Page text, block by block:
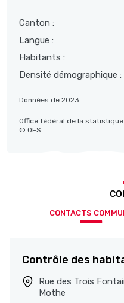
Canton :
Langue :
Habitants :
Densité démographique :
Données de 2023
Office fédéral de la statistique
© OFS
CONTACTS
Contrôle des
Rue des Trois
Mothe